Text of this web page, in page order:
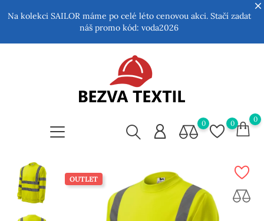
Na kolekci SAILOR máme po celé léto cenovou akci. Stačí zadat
náš promo kód: voda2026
0 0 0
OUTLET